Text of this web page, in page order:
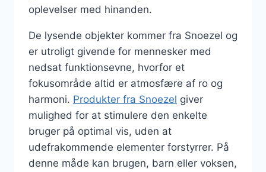
oplevelser med hinanden.
De lysende objekter kommer fra Snoezel og
er utroligt givende for mennesker med
nedsat funktionsevne, hvorfor et
fokusområde altid er atmosfære af ro og
harmoni. Produkter fra Snoezel giver
mulighed for at stimulere den enkelte
bruger på optimal vis, uden at
udefrakommende elementer forstyrrer. På
denne måde kan brugen, barn eller voksen,